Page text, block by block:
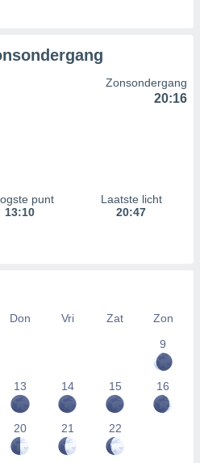
Zonsondergang
20:16
punt
13:10
Laatste licht
20:47
Don Vri Zat
Zon
9
13 14 15 16
20 21 22